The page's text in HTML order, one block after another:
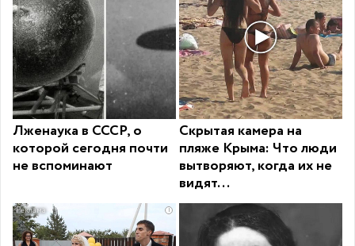
Лженаука в СССР, о
которой сегодня почти
не вспоминают
Скрытая камера на
пляже Крыма: Что люди
вытворяют, когда их не
видят...
i